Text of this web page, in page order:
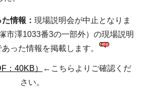
情報： 現場説明会が中止となりま
市澤1033番3の一部外）の現場説明
った情報を掲載します。
：40KB）
←こちらよりご確認くだ
さい。